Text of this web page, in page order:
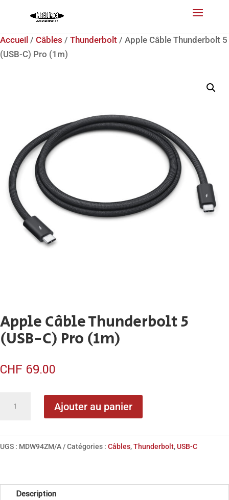
Accueil / Câbles / Thunderbolt / Apple Câble Thunderbolt 5
(USB-C) Pro (1m)
Apple Câble Thunderbolt 5
(USB-C) Pro (1m)
CHF 69.00
Câble
(USB-
Ajouter au panier
UGS : MDW94ZM/A Catégories : Câbles,Thunderbolt,USB-C
Description